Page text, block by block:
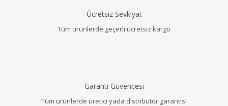
Ücretsiz Sevkiyat
Tüm ürünlerde geçerli ücretsiz kargo
Garanti Güvencesi
Tüm ürünlerde üretici yada distribütör garantisi